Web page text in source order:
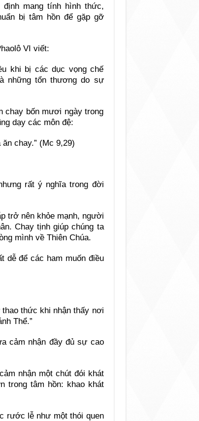
mang tính hình thức,
bị tâm hồn để gặp gỡ
VI viết:
khi bị các dục vọng chế
những tổn thương do sự
chay bốn mươi ngày trong
dạy các môn đệ:
chay.” (Mc 9,29)
rất ý nghĩa trong đời
trở nên khỏe mạnh, người
Chay tịnh giúp chúng ta
mình về Thiên Chúa.
dễ để các ham muốn điều
thức khi nhận thấy nơi
Thể.”
cảm nhận đầy đủ sự cao
nhận một chút đói khát
trong tâm hồn: khao khát
rước lễ như một thói quen